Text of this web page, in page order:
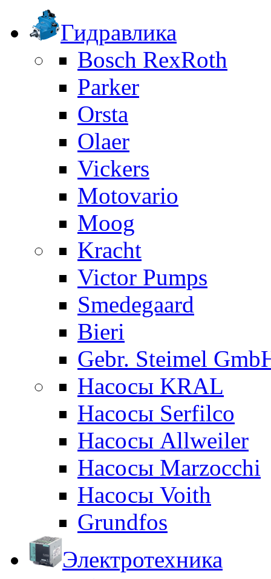
Гидравлика
Bosch RexRoth
Parker
Orsta
Olaer
Vickers
Motovario
Moog
Kracht
Victor Pumps
Smedegaard
Bieri
Gebr. Steimel
Насосы KRAL
Насосы Serfilco
Насосы Allweiler
Насосы Marzocchi
Насосы Voith
Grundfos
Электротехника